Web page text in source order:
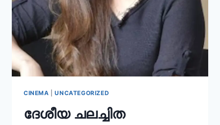
CINEMA |UNCATEGORIZED
ദേശീയ ചലച്ചിത